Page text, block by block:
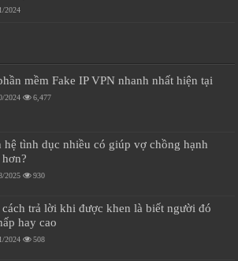
2024
mềm Fake IP VPN nhanh nhất hiện tại
2024 6,477
hệ tình dục nhiều có giúp vợ chồng hạnh
2025 930
trả lời khi được khen là biết người đó
hay cao
2024 508